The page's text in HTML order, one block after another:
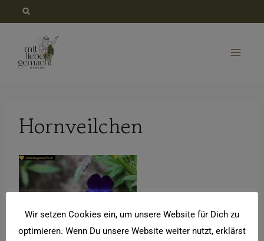
springen
Hornveilchen
Wir setzen Cookies ein, um unsere Website für Dich zu
optimieren. Wenn Du unsere Website weiter nutzt, erklärst